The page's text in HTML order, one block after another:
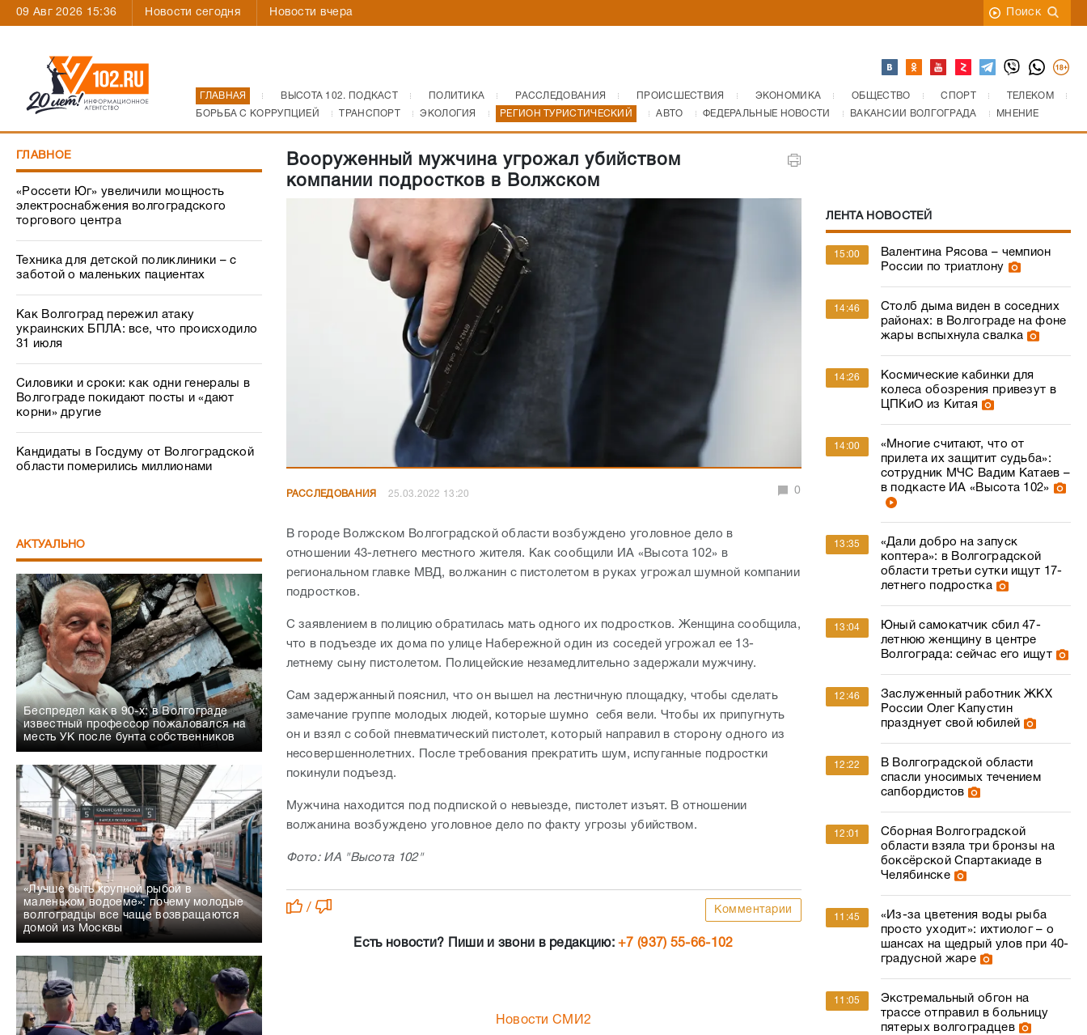
09 Авг 2026 15:36 Новости сегодня Новости вчера Поиск
ГЛАВНАЯ ВЫСОТА 102. ПОДКАСТ ПОЛИТИКА РАССЛЕДОВАНИЯ ПРОИСШЕСТВИЯ ЭКОНОМИКА ОБЩЕСТВО СПОРТ
ТЕЛЕКОМ
БОРЬБА С КОРРУПЦИЕЙ
ТРАНСПОРТ ЭКОЛОГИЯ РЕГИОН ТУРИСТИЧЕСКИЙ АВТО ФЕДЕРАЛЬНЫЕ НОВОСТИ ВАКАНСИИ ВОЛГОГРАДА МНЕНИЕ
ГЛАВНОЕ
«Россети Юг» увеличили мощность
электроснабжения волгоградского
торгового центра
Техника для детской поликлиники – с
заботой о маленьких пациентах
Как Волгоград пережил атаку
украинских БПЛА: все, что происходило
31 июля
Силовики и сроки: как одни генералы в
Волгограде покидают посты и «дают
корни» другие
Кандидаты в Госдуму от Волгоградской
области померились миллионами
АКТУАЛЬНО
Беспредел как в 90-х: в Волгограде
известный профессор пожаловался на
месть УК после бунта собственников
«Лучше быть крупной рыбой в
маленьком водоеме»: почему молодые
волгоградцы все чаще возвращаются
домой из Москвы
Вооруженный мужчина угрожал убийством
компании подростков в Волжском
РАССЛЕДОВАНИЯ 25.03.2022 13:20 0
В городе Волжском Волгоградской области возбуждено уголовное дело в
отношении 43-летнего местного жителя. Как сообщили ИА «Высота 102» в
региональном главке МВД, волжанин с пистолетом в руках угрожал шумной компании
подростков.
С заявлением в полицию обратилась мать одного их подростков. Женщина сообщила,
что в подъезде их дома по улице Набережной один из соседей угрожал ее 13-
летнему сыну пистолетом. Полицейские незамедлительно задержали мужчину.
Сам задержанный пояснил, что он вышел на лестничную площадку, чтобы сделать
замечание группе молодых людей, которые шумно себя вели. Чтобы их припугнуть
он и взял с собой пневматический пистолет, который направил в сторону одного из
несовершеннолетних. После требования прекратить шум, испуганные подростки
покинули подъезд.
Мужчина находится под подпиской о невыезде, пистолет изъят. В отношении
волжанина возбуждено уголовное дело по факту угрозы убийством.
Фото: ИА "Высота 102"
/ Комментарии
Есть новости? Пиши и звони в редакцию:+7 (937) 55-66-102
Новости СМИ2
ЛЕНТА НОВОСТЕЙ
15:00
Валентина Рясова – чемпион
России по триатлону
14:46
Столб дыма виден в соседних
районах: в Волгограде на фоне
жары вспыхнула свалка
14:26
Космические кабинки для
колеса обозрения привезут в
ЦПКиО из Китая
14:00
«Многие считают, что от
прилета их защитит судьба»:
сотрудник МЧС Вадим Катаев –
в подкасте ИА «Высота 102»
13:35
«Дали добро на запуск
коптера»: в Волгоградской
области третьи сутки ищут 17-
летнего подростка
13:04
Юный самокатчик сбил 47-
летнюю женщину в центре
Волгограда: сейчас его ищут
12:46
Заслуженный работник ЖКХ
России Олег Капустин
празднует свой юбилей
12:22
В Волгоградской области
спасли уносимых течением
сапбордистов
12:01
Сборная Волгоградской
области взяла три бронзы на
боксёрской Спартакиаде в
Челябинске
11:45
«Из-за цветения воды рыба
просто уходит»: ихтиолог – о
шансах на щедрый улов при 40-
градусной жаре
11:05
Экстремальный обгон на
трассе отправил в больницу
пятерых волгоградцев